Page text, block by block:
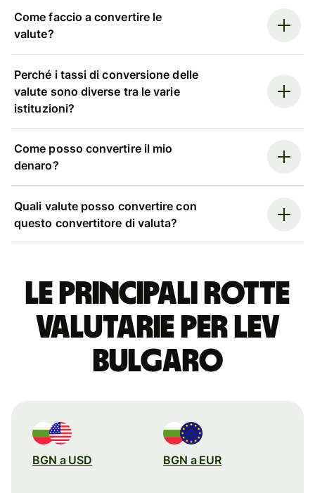
Come faccio a convertire le
valute?
Perché i tassi di conversione delle
valute sono diverse tra le varie
istituzioni?
Come posso convertire il mio
denaro?
Quali valute posso convertire con
questo convertitore di valuta?
Le principali rotte
valutarie per lev
bulgaro
BGN a USD BGN a EUR